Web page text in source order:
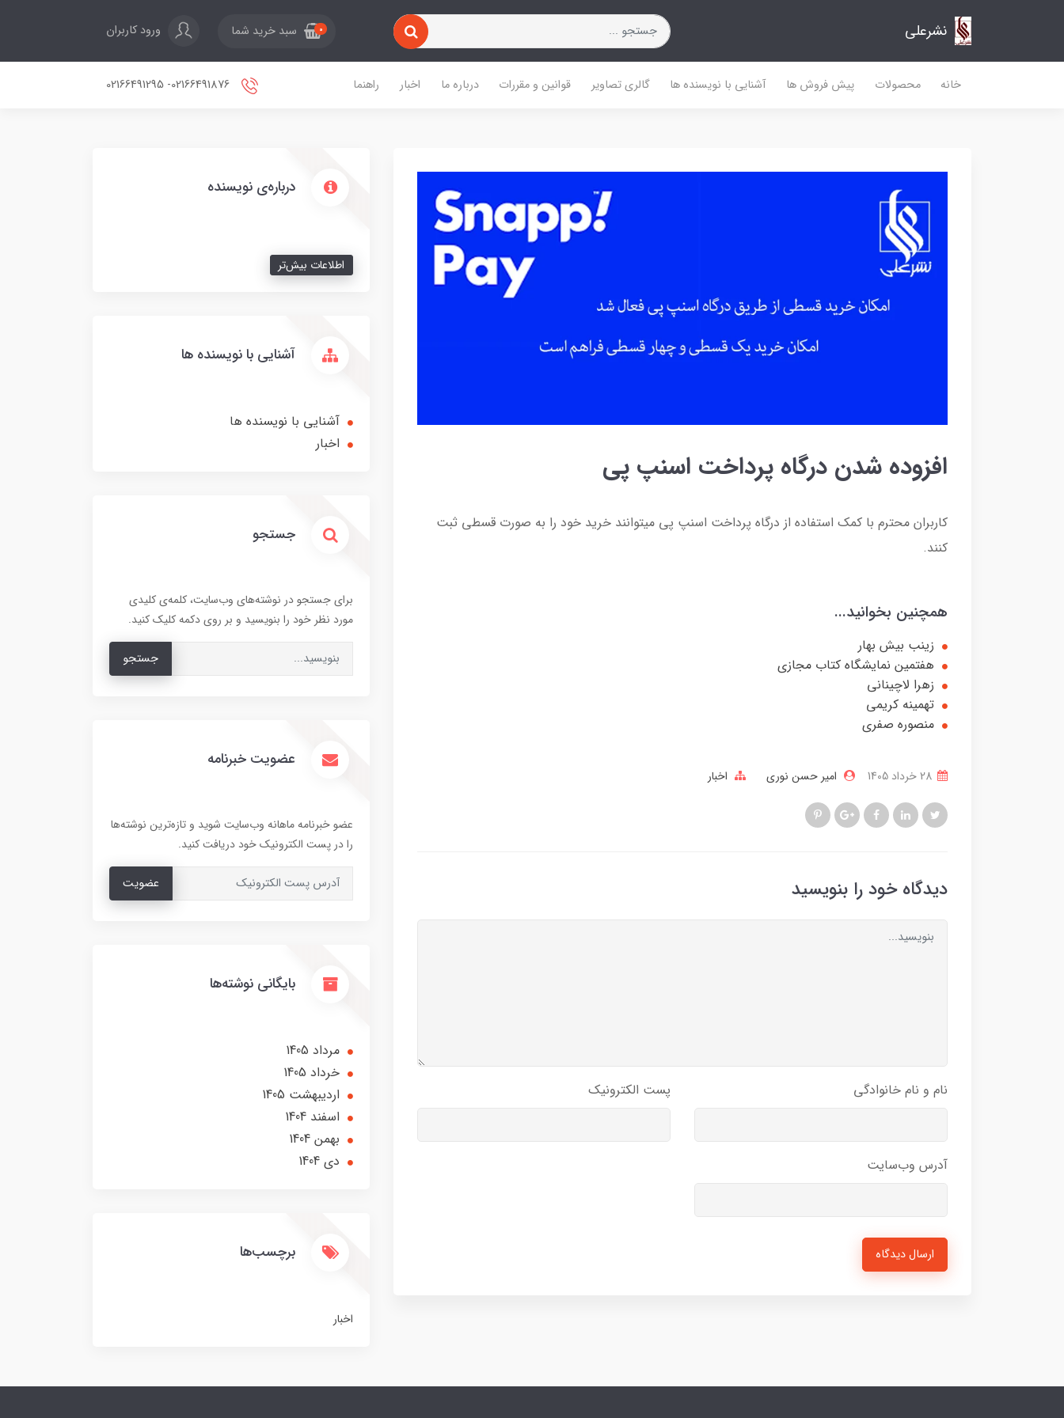
نشرعلی 0 سبد خرید شما ورود کاربران
خانه محصولات پیش فروش ها آشنایی با نویسنده ها گالری تصاویر قوانین و مقررات درباره ما اخبار راهنما
افزوده شدن درگاه پرداخت اسنپ پی
کاربران محترم با کمک استفاده از درگاه پرداخت اسنپ پی میتوانند خرید خود را به صورت قسطی ثبت
کنند.
همچنین بخوانید...
زینب بیش بهار
هفتمین نمایشگاه کتاب مجازی
زهرا لاچینانی
تهمینه کریمی
منصوره صفری
امیر حسن نوری اخبار
دیدگاه خود را بنویسید
نام و نام خانوادگی پست الکترونیک
آدرس وب‌سایت
ارسال دیدگاه
درباره‌ی نویسنده
اطلاعات بیش‌تر
آشنایی با نویسنده ها
آشنایی با نویسنده ها
اخبار
جستجو
برای جستجو در نوشته‌های وب‌سایت، کلمه‌ی کلیدی
مورد نظر خود را بنویسید و بر روی دکمه کلیک کنید.
جستجو
عضویت خبرنامه
عضو خبرنامه ماهانه وب‌سایت شوید و تازه‌ترین نوشته‌ها
را در پست الکترونیک خود دریافت کنید.
عضویت
بایگانی نوشته‌ها
مرداد 1405
خرداد 1405
ارديبهشت 1405
اسفند 1404
بهمن 1404
دی 1404
برچسب‌ها
اخبار